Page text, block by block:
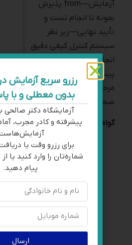
نمونه تا انجام تست و
تأیید نهایی—زیر نظر
سیستم کنترل کیفی دقیق
انجام می‌شود و نتایج
پیش از تحویل، در چند
مرحلهری‌چکو
صحت‌سنجی می‌گردد.
گواهی‌های دریافت‌شده:
ISO 9001:2015
مدیریت کیفیت
رسیدگی
به شکایات
ISO 10004پایش
رضایت مشتری